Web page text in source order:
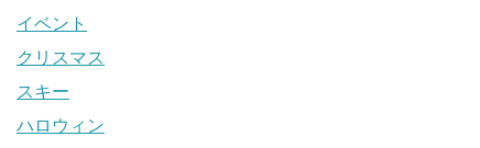
イベント
クリスマス
スキー
ハロウィン